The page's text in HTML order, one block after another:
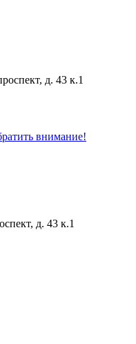
д. 43 к.1
внимание!
д. 43 к.1